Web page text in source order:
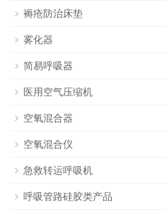
褥疮防治床垫
雾化器
简易呼吸器
医用空气压缩机
空氧混合器
空氧混合仪
急救转运呼吸机
呼吸管路硅胶类产品